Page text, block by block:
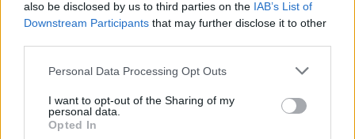
also be disclosed by us to third parties on the IAB’s List of
Downstream Participants that may further disclose it to other
Personal Data Processing Opt Outs
I want to opt-out of the Sharing of my
personal data.
Opted In
įsijungia fantazija. Nuostabiai paruošta, labai
gardu! Ir kaip gera sutikti žmones, pas kuriuos
kur yra nuoširdumo – ten ir skonis bei
kokybė“, – įspūdžiais dalinsis V. Poderytė-
Bernatavičė.